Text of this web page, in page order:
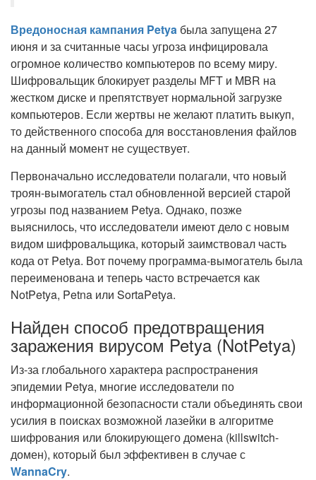
Вредоносная кампания Petya была запущена 27
июня и за считанные часы угроза инфицировала
огромное количество компьютеров по всему миру.
Шифровальщик блокирует разделы MFT и MBR на
жестком диске и препятствует нормальной загрузке
компьютеров. Если жертвы не желают платить выкуп,
то действенного способа для восстановления файлов
на данный момент не существует.
Первоначально исследователи полагали, что новый
троян-вымогатель стал обновленной версией старой
угрозы под названием Petya. Однако, позже
выяснилось, что исследователи имеют дело с новым
видом шифровальщика, который заимствовал часть
кода от Petya. Вот почему программа-вымогатель была
переименована и теперь часто встречается как
NotPetya, Petna или SortaPetya.
Найден способ предотвращения
заражения вирусом Petya (NotPetya)
Из-за глобального характера распространения
эпидемии Petya, многие исследователи по
информационной безопасности стали объединять свои
усилия в поисках возможной лазейки в алгоритме
шифрования или блокирующего домена (killswitch-
домен), который был эффективен в случае с
WannaCry.